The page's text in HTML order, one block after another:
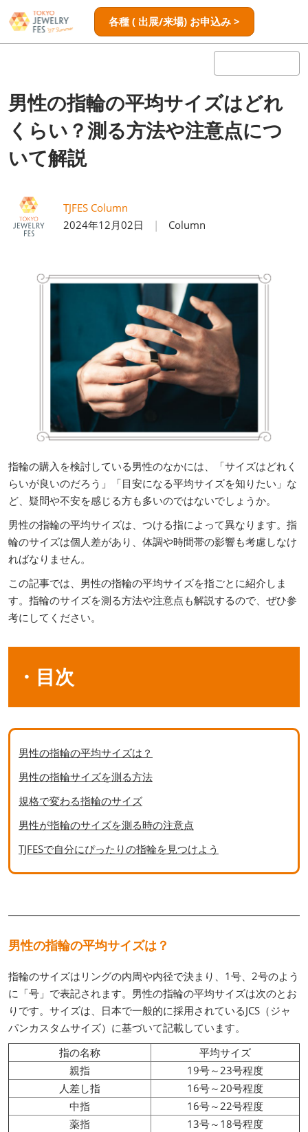
キ
ッ
て
進
む
各種 ( 出展/来場) お申込み >
ジ
ビ
ゲ
ー
シ
ョ
男性の指輪の平均サイズはどれ
くらい？測る方法や注意点につ
いて解説
TJFES Column
2024年12月02日
Column
指輪の購入を検討している男性のなかには、「サイズはどれく
らいが良いのだろう」「目安になる平均サイズを知りたい」な
ど、疑問や不安を感じる方も多いのではないでしょうか。
男性の指輪の平均サイズは、つける指によって異なります。指
輪のサイズは個人差があり、体調や時間帯の影響も考慮しなけ
ればなりません。
この記事では、男性の指輪の平均サイズを指ごとに紹介しま
す。指輪のサイズを測る方法や注意点も解説するので、ぜひ参
考にしてください。
・目次
男性の指輪の平均サイズは？
男性の指輪サイズを測る方法
規格で変わる指輪のサイズ
男性が指輪のサイズを測る時の注意点
TJFESで自分にぴったりの指輪を見つけよう
男性の指輪の平均サイズは？
指輪のサイズはリングの内周や内径で決まり、1号、2号のよう
に「号」で表記されます。男性の指輪の平均サイズは次のとお
りです。サイズは、日本で一般的に採用されているJCS（ジャ
パンカスタムサイズ）に基づいて記載しています。
指の名称
平均サイズ
親指
19号～23号程度
人差し指
16号～20号程度
中指
16号～22号程度
薬指
13号～18号程度